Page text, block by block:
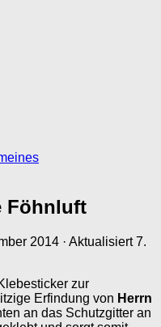
Föhnluft
2014 · Aktualisiert7.
zur
Erfindung von Herrn
an das Schutzgitter an